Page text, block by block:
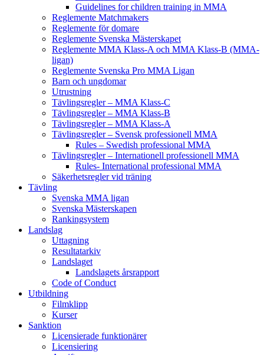
Guidelines for children training in MMA
Reglemente Matchmakers
Reglemente för domare
Reglemente Svenska Mästerskapet
Reglemente MMA Klass-A och MMA Klass-B (MMA-
ligan)
Reglemente Svenska Pro MMA Ligan
Barn och ungdomar
Utrustning
Tävlingsregler – MMA Klass-C
Tävlingsregler – MMA Klass-B
Tävlingsregler – MMA Klass-A
Tävlingsregler – Svensk professionell MMA
Rules – Swedish professional MMA
Tävlingsregler – Internationell professionell MMA
Rules- International professional MMA
Säkerhetsregler vid träning
Tävling
Svenska MMA ligan
Svenska Mästerskapen
Rankingsystem
Landslag
Uttagning
Resultatarkiv
Landslaget
Landslagets årsrapport
Code of Conduct
Utbildning
Filmklipp
Kurser
Sanktion
Licensierade funktionärer
Licensiering